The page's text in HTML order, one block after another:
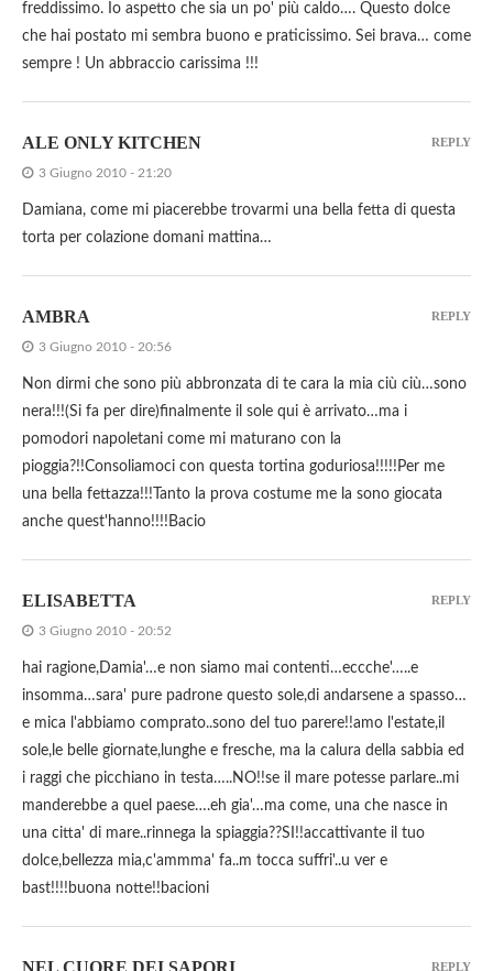
freddissimo. Io aspetto che sia un po' più caldo…. Questo dolce
che hai postato mi sembra buono e praticissimo. Sei brava… come
sempre ! Un abbraccio carissima !!!
ALE ONLY KITCHEN
3 Giugno 2010 - 21:20
Damiana, come mi piacerebbe trovarmi una bella fetta di questa
torta per colazione domani mattina…
REPLY
AMBRA
3 Giugno 2010 - 20:56
Non dirmi che sono più abbronzata di te cara la mia ciù ciù…sono
nera!!!(Si fa per dire)finalmente il sole qui è arrivato…ma i
pomodori napoletani come mi maturano con la
pioggia?!!Consoliamoci con questa tortina goduriosa!!!!!Per me
una bella fettazza!!!Tanto la prova costume me la sono giocata
anche quest'hanno!!!!Bacio
REPLY
ELISABETTA
3 Giugno 2010 - 20:52
hai ragione,Damia'…e non siamo mai contenti…eccche'…..e
insomma…sara' pure padrone questo sole,di andarsene a spasso…
e mica l'abbiamo comprato..sono del tuo parere!!amo l'estate,il
sole,le belle giornate,lunghe e fresche, ma la calura della sabbia ed
i raggi che picchiano in testa…..NO!!se il mare potesse parlare..mi
manderebbe a quel paese….eh gia'…ma come, una che nasce in
una citta' di mare..rinnega la spiaggia??SI!!accattivante il tuo
dolce,bellezza mia,c'ammma' fa..m tocca suffri'..u ver e
bast!!!!buona notte!!bacioni
REPLY
REPLY